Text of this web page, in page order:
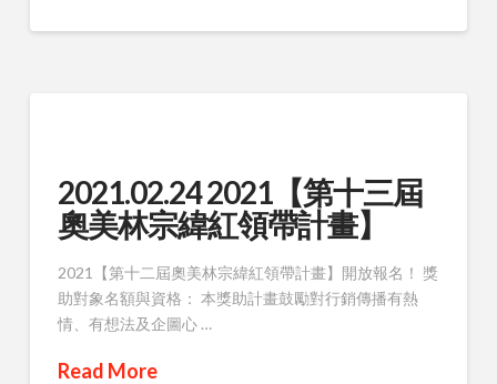
2021.02.24 2021【第十三屆
奧美林宗緯紅領帶計畫】
2021【第十二屆奧美林宗緯紅領帶計畫】開放報名！ 獎
助對象名額與資格： 本獎助計畫鼓勵對行銷傳播有熱
情、有想法及企圖心 …
Read More